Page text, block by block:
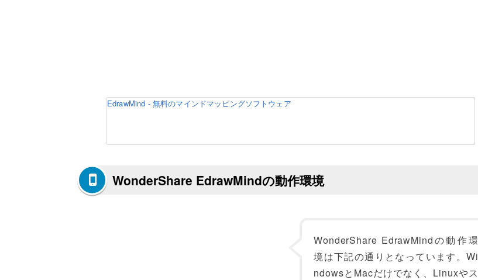
EdrawMind - 無料のマインドマッピングソフトウェア
WonderShare EdrawMindの動作環境
WonderShare EdrawMindの動作環
境は下記の通りとなっています。Wi
ndowsとMacだけでなく、Linuxやス